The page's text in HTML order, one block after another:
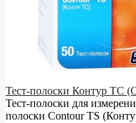
Тест-полоски Контур ТС
Тест-полоски для
полоски Contour TS